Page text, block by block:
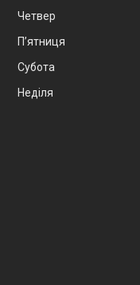
Четвер
Пʼятниця
Субота
Неділя